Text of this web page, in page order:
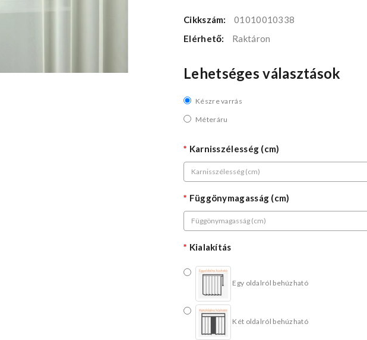
Cikkszám:
01010010338
Elérhető:
Raktáron
Lehetséges választások
Készre varrás
Méteráru
Karnisszélesség (cm)
Függönymagasság (cm)
Kialakítás
Egy oldalról behúzható
Két oldalról behúzható